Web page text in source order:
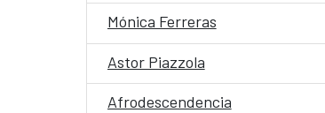
Mónica Ferreras
Astor Piazzola
Afrodescendencia